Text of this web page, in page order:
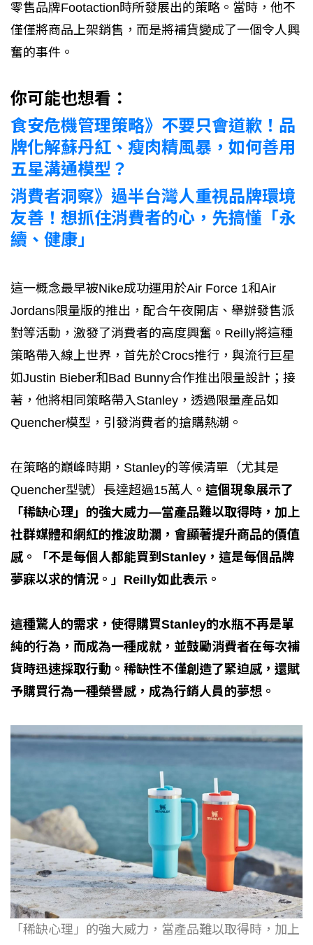
零售品牌Footaction時所發展出的策略。當時，他不
僅僅將商品上架銷售，而是將補貨變成了一個令人興
奮的事件。
你可能也想看：
食安危機管理策略》不要只會道歉！品
牌化解蘇丹紅、瘦肉精風暴，如何善用
五星溝通模型？
消費者洞察》過半台灣人重視品牌環境
友善！想抓住消費者的心，先搞懂「永
續、健康」
這一概念最早被Nike成功運用於Air Force 1和Air
Jordans限量版的推出，配合午夜開店、舉辦發售派
對等活動，激發了消費者的高度興奮。Reilly將這種
策略帶入線上世界，首先於Crocs推行，與流行巨星
如Justin Bieber和Bad Bunny合作推出限量設計；接
著，他將相同策略帶入Stanley，透過限量產品如
Quencher模型，引發消費者的搶購熱潮。
在策略的巔峰時期，Stanley的等候清單（尤其是
Quencher型號）長達超過15萬人。 這個現象展示了
「稀缺心理」的強大威力—當產品難以取得時，加上
社群媒體和網紅的推波助瀾，會顯著提升商品的價值
感。「不是每個人都能買到Stanley，這是每個品牌
夢寐以求的情況。」Reilly如此表示。
這種驚人的需求，使得購買Stanley的水瓶不再是單
純的行為，而成為一種成就，並鼓勵消費者在每次補
貨時迅速採取行動。稀缺性不僅創造了緊迫感，還賦
予購買行為一種榮譽感，成為行銷人員的夢想。
「稀缺心理」的強大威力，當產品難以取得時，加上